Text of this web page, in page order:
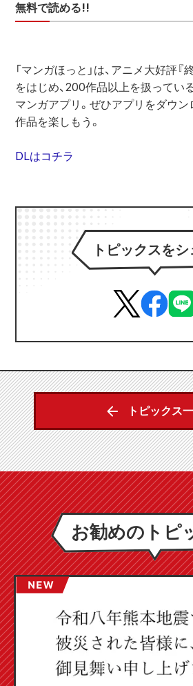
無料で読める!!
「マンガほっと」は、アニメ大好評『
をはじめ、200作品以上を扱ってい
マンガアプリ。ぜひアプリをダウン
作品を楽しもう。
DLはコチラ
トピックスを
トピックス
お勧めのトピ